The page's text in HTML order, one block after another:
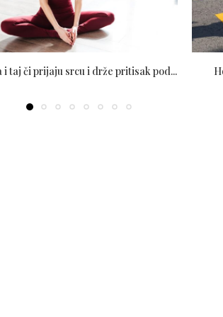
i taj či prijaju srcu i drže pritisak pod...